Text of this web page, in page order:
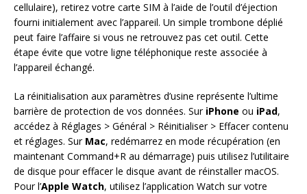
cellulaire), retirez votre carte SIM à l’aide de l’outil d’éjection
fourni initialement avec l’appareil. Un simple trombone déplié
peut faire l’affaire si vous ne retrouvez pas cet outil. Cette
étape évite que votre ligne téléphonique reste associée à
l’appareil échangé.
La réinitialisation aux paramètres d’usine représente l’ultime
barrière de protection de vos données. Sur iPhone ou iPad,
accédez à Réglages > Général > Réinitialiser > Effacer contenu
et réglages. Sur Mac, redémarrez en mode récupération (en
maintenant Command+R au démarrage) puis utilisez l’utilitaire
de disque pour effacer le disque avant de réinstaller macOS.
Pour l’Apple Watch, utilisez l’application Watch sur votre